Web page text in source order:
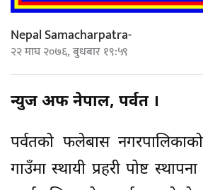
Nepal Samacharpatra-
२२ माघ २०७६, बुधबार १९:५९
न्युज अफ नेपाल, पर्वत ।
पर्वतको फलेबास
गाउँमा स्थायी प्रहरी पोष्ट